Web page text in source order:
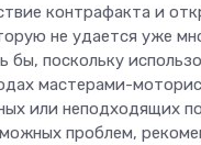
контрафакта и
не удается уже
поскольку
мастерами-
или неподходящих
проблем,